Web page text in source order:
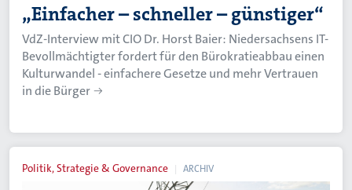
„Einfacher – schneller – günstiger“
VdZ-Interview mit CIO Dr. Horst Baier: Niedersachsens IT-
Bevollmächtigter fordert für den Bürokratieabbau einen
Kulturwandel - einfachere Gesetze und mehr Vertrauen
in die Bürger
Politik, Strategie & Governance ARCHIV